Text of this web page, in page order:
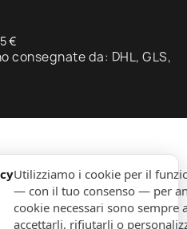
Utilizziamo i cookie per il
— con il tuo consenso — per
cookie necessari sono
accettarli, rifiutarli o
€
consegnate da: DHL, GLS,
expand_more
expand_more